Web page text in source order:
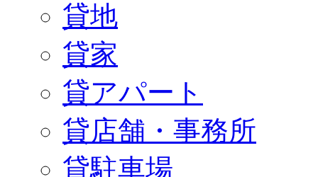
貸地
貸家
貸アパート
貸店舗・事務所
貸駐車場